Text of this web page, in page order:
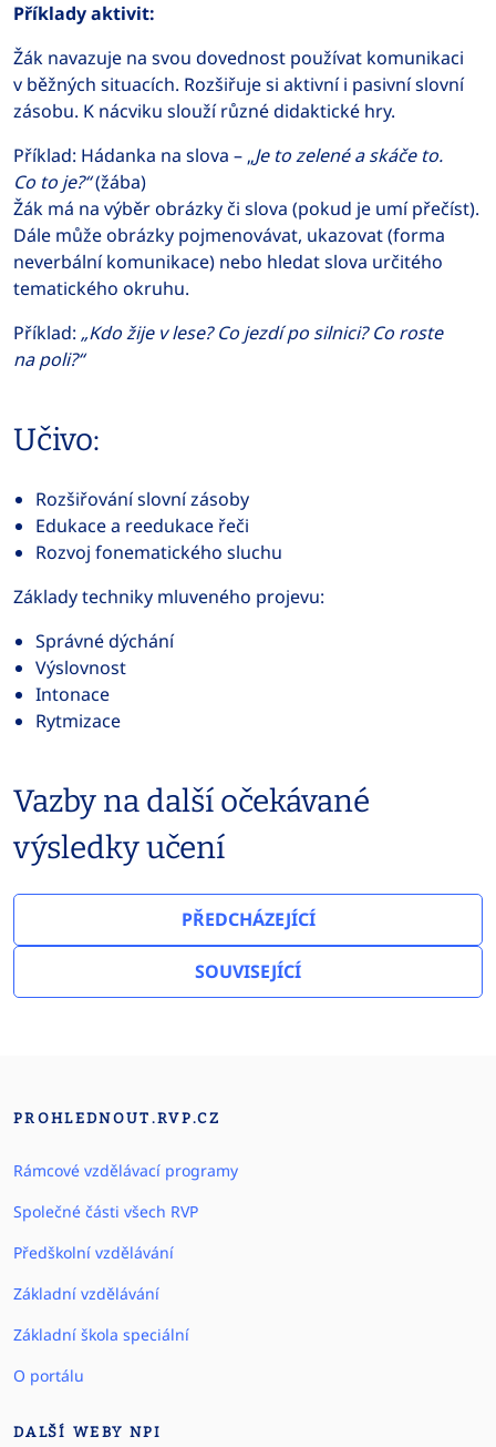
Příklady aktivit:
Žák navazuje na svou dovednost používat komunikaci
v běžných situacích. Rozšiřuje si aktivní i pasivní slovní
zásobu. K nácviku slouží různé didaktické hry.
Příklad: Hádanka na slova – „Je to zelené a skáče to.
Co to je?“(žába)
Žák má na výběr obrázky či slova (pokud je umí přečíst).
Dále může obrázky pojmenovávat, ukazovat (forma
neverbální komunikace) nebo hledat slova určitého
tematického okruhu.
Příklad: „Kdo žije v lese? Co jezdí po silnici? Co roste
na poli?“
Učivo:
Rozšiřování slovní zásoby
Edukace a reedukace řeči
Rozvoj fonematického sluchu
Základy techniky mluveného projevu:
Správné dýchání
Výslovnost
Intonace
Rytmizace
Vazby na další očekávané
výsledky učení
PŘEDCHÁZEJÍCÍ
SOUVISEJÍCÍ
PROHLEDNOUT.RVP.CZ
Rámcové vzdělávací programy
Společné části všech RVP
Předškolní vzdělávání
Základní vzdělávání
Základní škola speciální
O portálu
DALŠÍ WEBY NPI